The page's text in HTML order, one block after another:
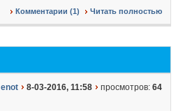
Комментарии (1) Читать полностью
enot 8-03-2016, 11:58 просмотров: 64